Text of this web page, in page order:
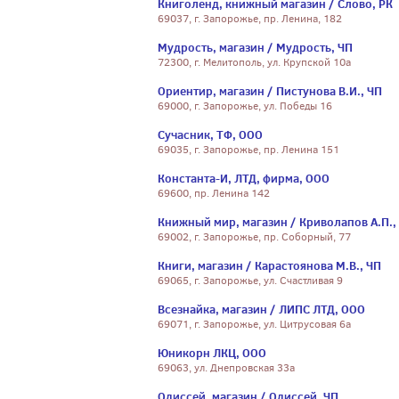
Книголенд, книжный магазин / Слово, РК
69037, г. Запорожье, пр. Ленина, 182
Мудрость, магазин / Мудрость, ЧП
72300, г. Мелитополь, ул. Крупской 10а
Ориентир, магазин / Пистунова В.И., ЧП
69000, г. Запорожье, ул. Победы 16
Сучасник, ТФ, ООО
69035, г. Запорожье, пр. Ленина 151
Константа-И, ЛТД, фирма, ООО
69600, пр. Ленина 142
Книжный мир, магазин / Криволапов
69002, г. Запорожье, пр. Соборный, 77
Книги, магазин / Карастоянова М.В., ЧП
69065, г. Запорожье, ул. Счастливая 9
Всезнайка, магазин / ЛИПС ЛТД, ООО
69071, г. Запорожье, ул. Цитрусовая 6а
Юникорн ЛКЦ, ООО
69063, ул. Днепровская 33а